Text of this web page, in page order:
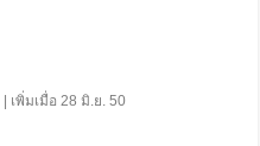
| เพิ่มเมื่อ 28 มิ.ย. 50